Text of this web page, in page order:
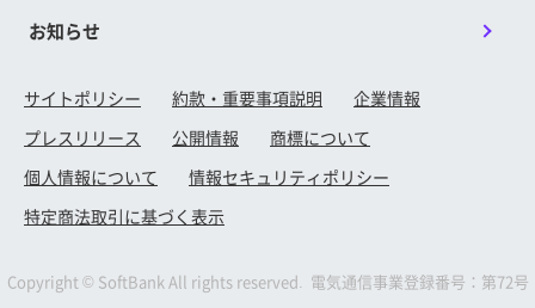
プ
お知らせ
サイトポリシー 約款・重要事項説明
企業情報
プレスリリース
公開情報
商標について
個人情報について
情報セキュリティポリシー
特定商法取引に基づく表示
Copyright © SoftBank All rights reserved. 電気通信事業登録番号：第72号